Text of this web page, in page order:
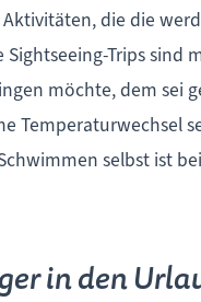
Aktivitäten, die die
Sightseeing-Trips sind
möchte, dem sei
Temperaturwechsel
selbst ist
in den